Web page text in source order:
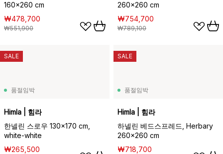
160x260 cm
₩478,700
₩551,900
260x260 cm
₩754,700
₩789,100
품절임박
Himla | 힘라
한넬린 스로우 130x170 cm,
white-white
₩265,500
SALE
품절임박
Himla | 힘라
하넬린 베드스프레드, Herbary
260x260 cm
₩718,700
SALE